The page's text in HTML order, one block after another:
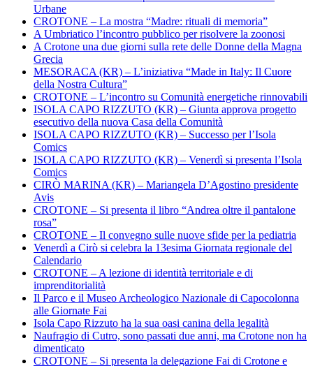
Urbane
CROTONE – La mostra “Madre: rituali di memoria”
A Umbriatico l’incontro pubblico per risolvere la zoonosi
A Crotone una due giorni sulla rete delle Donne della Magna
Grecia
MESORACA (KR) – L’iniziativa “Made in Italy: Il Cuore
della Nostra Cultura”
CROTONE – L’incontro su Comunità energetiche rinnovabili
ISOLA CAPO RIZZUTO (KR) – Giunta approva progetto
esecutivo della nuova Casa della Comunità
ISOLA CAPO RIZZUTO (KR) – Successo per l’Isola
Comics
ISOLA CAPO RIZZUTO (KR) – Venerdì si presenta l’Isola
Comics
CIRÒ MARINA (KR) – Mariangela D’Agostino presidente
Avis
CROTONE – Si presenta il libro “Andrea oltre il pantalone
rosa”
CROTONE – Il convegno sulle nuove sfide per la pediatria
Venerdì a Cirò si celebra la 13esima Giornata regionale del
Calendario
CROTONE – A lezione di identità territoriale e di
imprenditorialità
Il Parco e il Museo Archeologico Nazionale di Capocolonna
alle Giornate Fai
Isola Capo Rizzuto ha la sua oasi canina della legalità
Naufragio di Cutro, sono passati due anni, ma Crotone non ha
dimenticato
CROTONE – Si presenta la delegazione Fai di Crotone e